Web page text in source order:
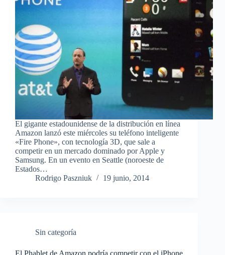
El gigante estadounidense de la distribución en línea
Amazon lanzó este miércoles su teléfono inteligente
«Fire Phone», con tecnología 3D, que sale a
competir en un mercado dominado por Apple y
Samsung. En un evento en Seattle (noroeste de
Estados…
Rodrigo Paszniuk
19 junio, 2014
Sin categoría
El Phablet de Amazon podría competir con el iPhone